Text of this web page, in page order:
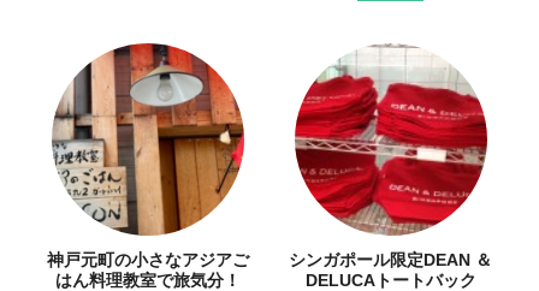
神戸元町の小さなアジアご
はん料理教室で旅気分！
シンガポール限定DEAN ＆
DELUCAトートバック